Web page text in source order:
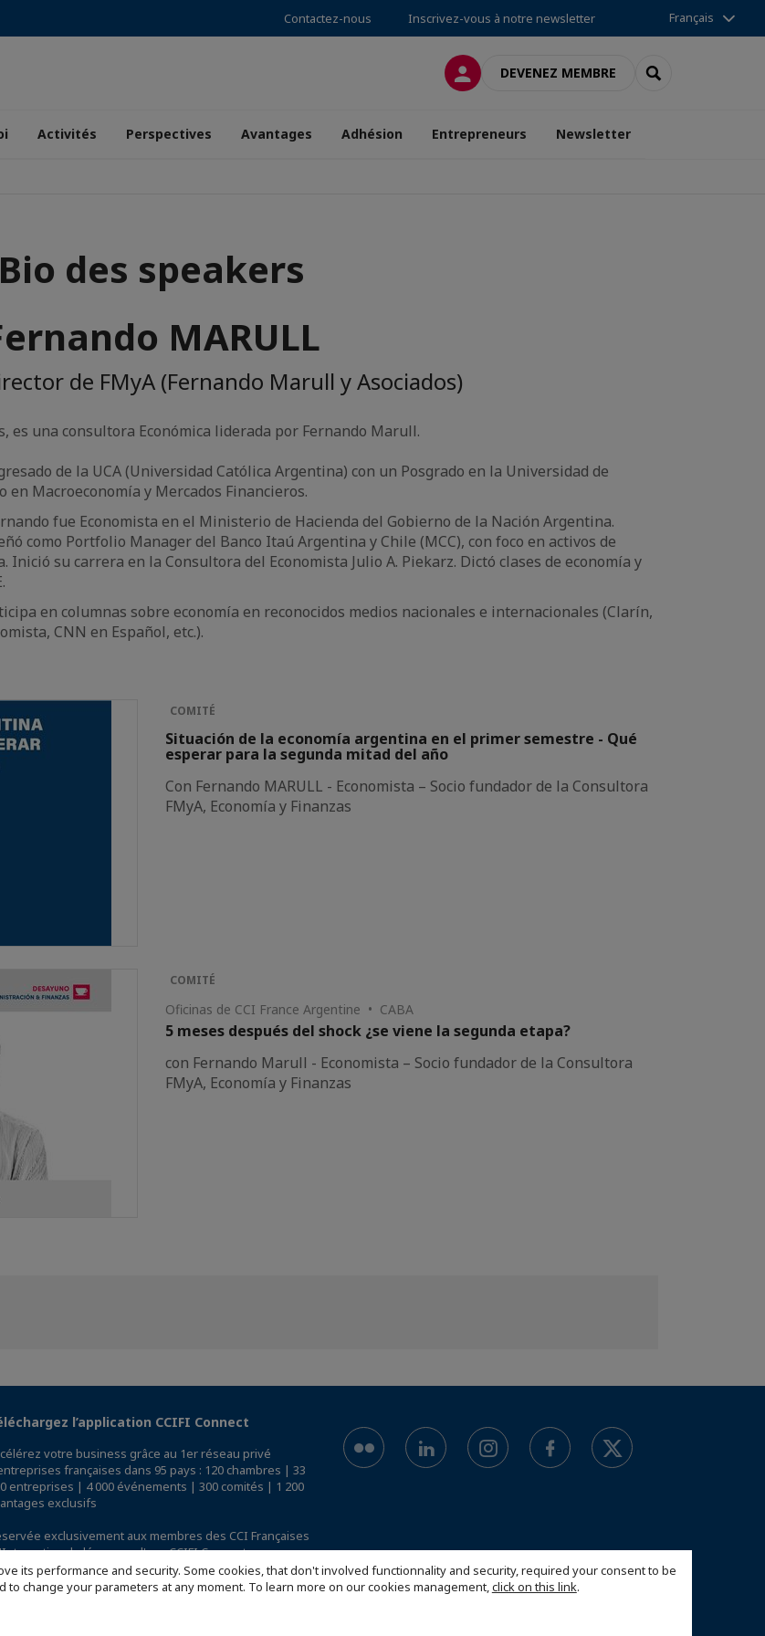
its performance and security. Some cookies, that don't involved functionnality and security, required your consent to be
change your parameters at any moment. To learn more on our cookies management,click on this link.
Contactez-nous Inscrivez-vous à notre newsletter Français
CONNEXIONDEVENEZ MEMBRE RECHERCHER
Activités Perspectives Avantages Adhésion Entrepreneurs Newsletter
Bio des speakers
MARULL
de FMyA (Fernando Marull y Asociados)
es una consultora Económica liderada por Fernando Marull.
de la UCA (Universidad Católica Argentina) con un Posgrado en la Universidad de
en Macroeconomía y Mercados Financieros.
fue Economista en el Ministerio de Hacienda del Gobierno de la Nación Argentina.
como Portfolio Manager del Banco Itaú Argentina y Chile (MCC), con foco en activos de
Inició su carrera en la Consultora del Economista Julio A. Piekarz. Dictó clases de economía y
en columnas sobre economía en reconocidos medios nacionales e internacionales (Clarín,
CNN en Español, etc.).
COMITÉ
Situación de la economía argentina en el primer semestre - Qué
esperar para la segunda mitad del año
Con Fernando MARULL - Economista – Socio fundador de la Consultora
FMyA, Economía y Finanzas
COMITÉ
Oficinas de CCI France Argentine • CABA
5 meses después del shock ¿se viene la segunda etapa?
con Fernando Marull - Economista – Socio fundador de la Consultora
FMyA, Economía y Finanzas
l’application CCIFI Connect
votre business grâce au 1er réseau privé
françaises dans 95 pays : 120 chambres | 33
entreprises | 4 000 événements | 300 comités | 1 200
exclusifs
exclusivement aux membres des CCI Françaises
découvrez l'app CCIFI Connect.